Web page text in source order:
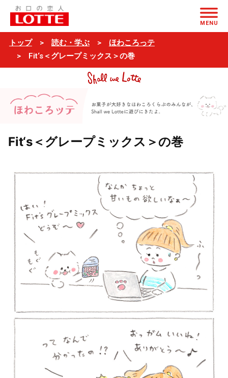
MENU
トップ 読む・学ぶ
ほわころっテ
Fit‘s＜グレープミックス＞の巻
Fit‘s＜グレープミックス＞の巻